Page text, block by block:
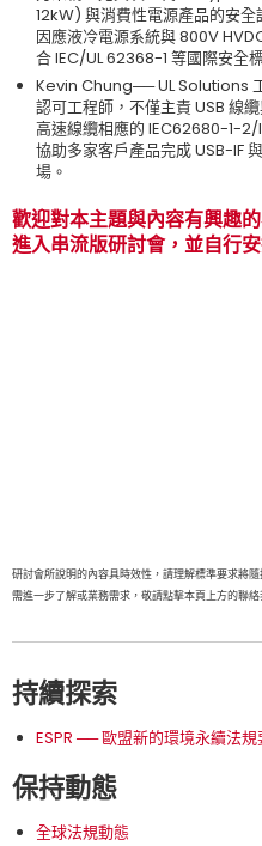
12kW) 與消費性電源產品的安
因應液冷電源系統與 800V
合 IEC/UL 62368-1 等國際安全
Kevin Chung── UL Solutions
認可工程師，不僅主責 USB 線
高速線纜相應的 IEC62680-1-
協助多家客戶產品完成 USB-IF
場。
歡迎對本主題與內容有興趣
進入串流版研討會，並自行
研討會所說明的內容具時效性，請理解標準要求將
需進一步了解或業務需求，敬請點擊本頁上方的聯絡
持續探索
ESPR ── 歐盟新的環境永續法規
保持動態
全球法規動態